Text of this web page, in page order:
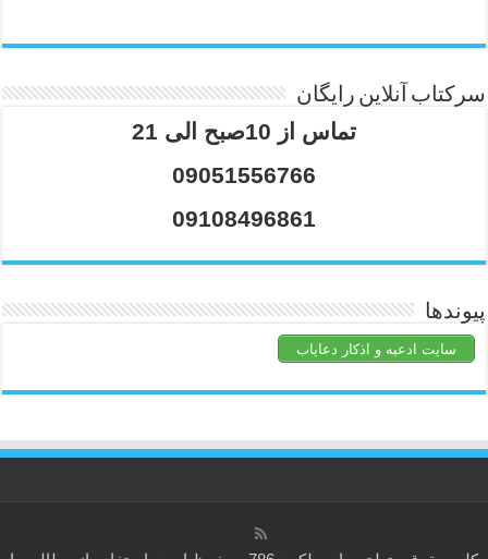
سرکتاب آنلاین رایگان
تماس از 10صبح الی 21
09051556766
09108496861
پیوندها
سایت ادعیه و اذکار دعایاب